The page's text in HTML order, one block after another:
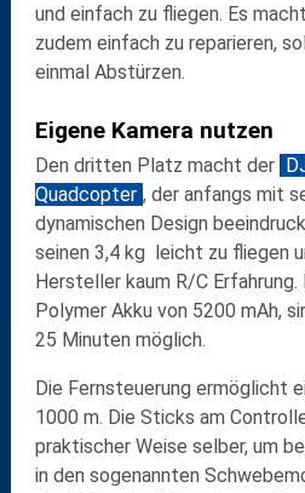
und einfach zu fliegen. Es
zudem einfach zu reparieren,
einmal Abstürzen.
Eigene Kamera nutzen
Den dritten Platz macht der
Quadcopter , der anfangs mit
dynamischen Design
seinen 3,4 kg leicht zu fliegen
Hersteller kaum R/C
Polymer Akku von 5200 mAh,
25 Minuten möglich.
Die Fernsteuerung ermöglicht
1000 m. Die Sticks am
praktischer Weise selber, um
in den sogenannten